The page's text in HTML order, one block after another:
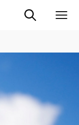
Suche ein-/